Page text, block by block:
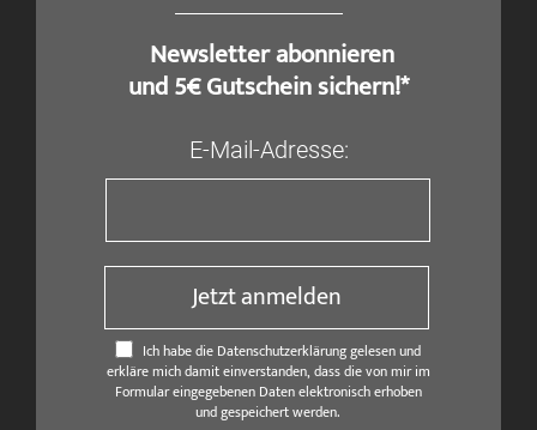
​ Newsletter abonnieren
und 5€ Gutschein sichern!*
E-Mail-Adresse:
Jetzt anmelden
Ich habe die Datenschutzerklärung gelesen und
erkläre mich damit einverstanden, dass die von mir im
Formular eingegebenen Daten elektronisch erhoben
und gespeichert werden.